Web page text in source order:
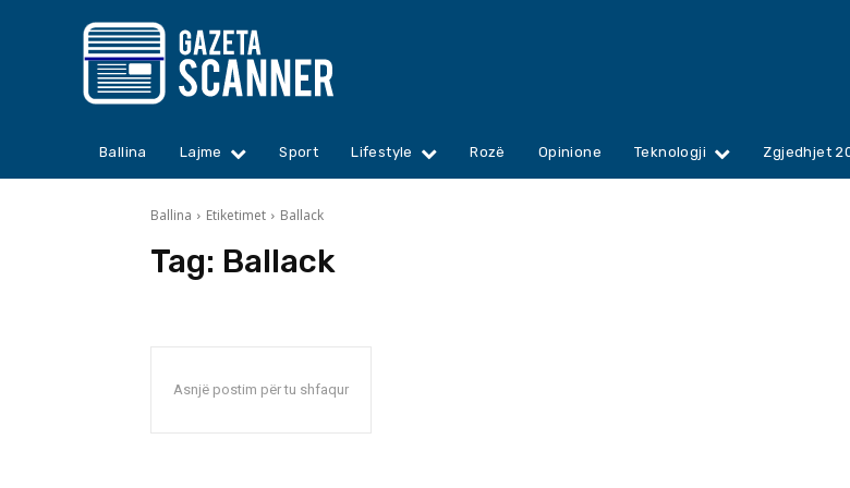
Ballina Lajme Sport Lifestyle Rozë Opinione Teknologji Zgjedhjet
Ballina Etiketimet Ballack
Tag: Ballack
Asnjë postim për tu shfaqur